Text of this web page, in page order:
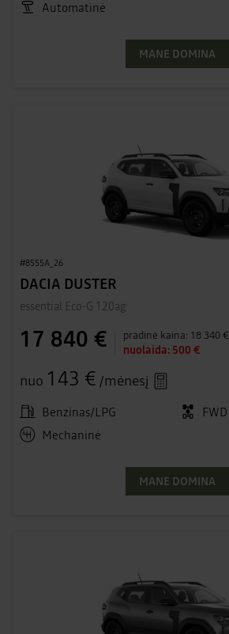
Automatinė
MANE DOMINA
#8555A_26
DACIA DUSTER
essential Eco-G 120ag
17 840 € pradinė kaina: 18 340 €
nuolaida: 500 €
nuo 143 € /mėnesį
Benzinas/LPG
FWD
Mechaninė
MANE DOMINA